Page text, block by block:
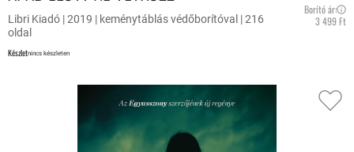
Libri Kiadó | 2019 | keménytáblás védőborítóval | 216
oldal
Készletnincs készleten
Borító ár:
3 499 Ft